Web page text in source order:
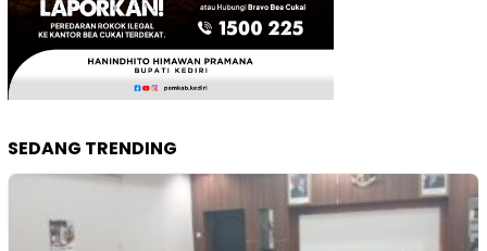
SEDANG TRENDING